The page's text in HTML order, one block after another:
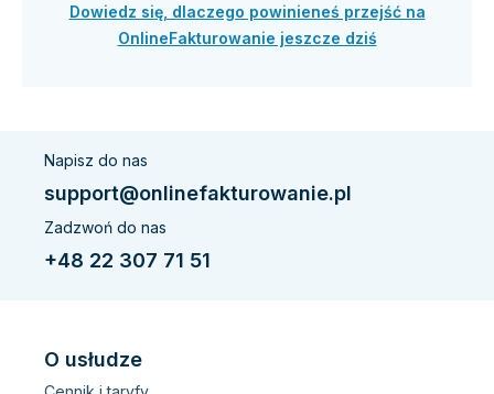
Dowiedz się, dlaczego powinieneś przejść na
OnlineFakturowanie jeszcze dziś
Napisz do nas
support@onlinefakturowanie.pl
Zadzwoń do nas
+48 22 307 71 51
O usłudze